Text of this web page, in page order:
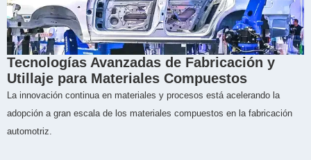
Tecnologías Avanzadas de Fabricación y
Utillaje para Materiales Compuestos
La innovación continua en materiales y procesos está acelerando la
adopción a gran escala de los materiales compuestos en la fabricación
automotriz.